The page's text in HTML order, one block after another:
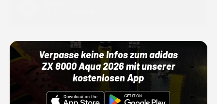
Verpasse keine Infos zum adidas
ZX 8000 Aqua 2026 mit unserer
kostenlosen App